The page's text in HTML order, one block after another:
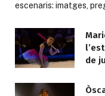
escenaris: imatges,
de